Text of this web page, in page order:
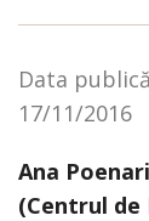
Data
17/11/2016
Ana
(Centrul